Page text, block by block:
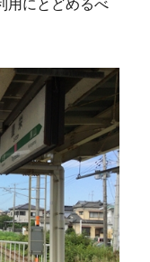
用にとどめるべ